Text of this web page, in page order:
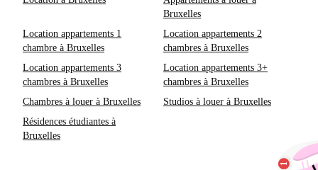
Bruxelles
Location appartements 1
chambre à Bruxelles
Location appartements 2
chambres à Bruxelles
Location appartements 3
chambres à Bruxelles
Location appartements 3+
chambres à Bruxelles
Chambres à louer à Bruxelles
Studios à louer à Bruxelles
Résidences étudiantes à
Bruxelles